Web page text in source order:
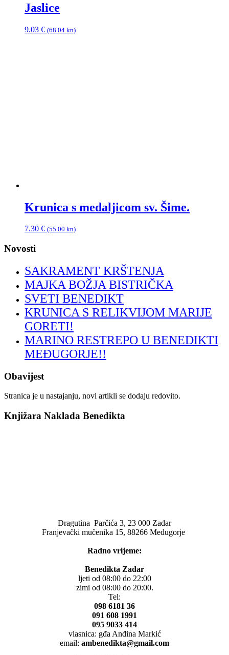
Jaslice
9.03 € (68.04 kn)
Krunica s medaljicom sv. Šime.
7.30 € (55.00 kn)
Novosti
SAKRAMENT KRŠTENJA
MAJKA BOŽJA BISTRIČKA
SVETI BENEDIKT
KRUNICA S RELIKVIJOM MARIJE
GORETI!
MARINO RESTREPO U BENEDIKTI
MEĐUGORJE!!
Obavijest
Stranica je u nastajanju, novi artikli se dodaju redovito.
Knjižara Naklada Benedikta
Dragutina Parčića 3, 23 000 Zadar
Franjevački mučenika 15, 88266 Medugorje
Radno vrijeme:
Benedikta Zadar
ljeti od 08:00 do 22:00
zimi od 08:00 do 20:00.
Tel:
098 6181 36
091 608 1991
095 9033 414
vlasnica: gđa Anđina Markić
email: ambenedikta@gmail.com